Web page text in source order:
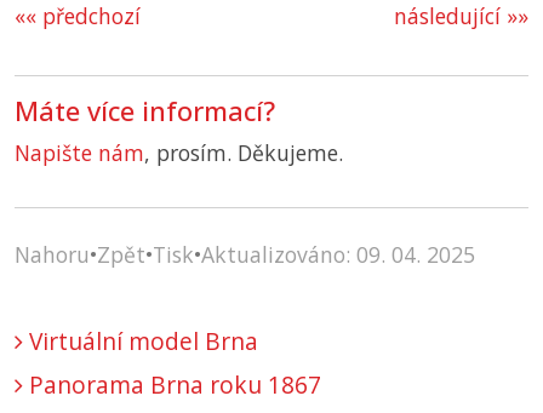
«« předchozí následující »»
Máte více informací?
Napište nám, prosím. Děkujeme.
Nahoru•Zpět•Tisk•Aktualizováno: 09. 04. 2025
Virtuální model Brna
Panorama Brna roku 1867